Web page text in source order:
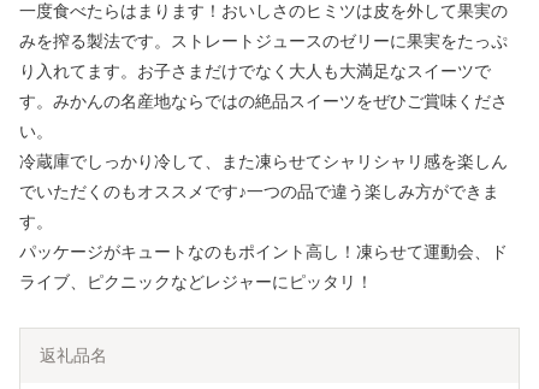
一度食べたらはまります！おいしさのヒミツは皮を外して果実の
みを搾る製法です。ストレートジュースのゼリーに果実をたっぷ
り入れてます。お子さまだけでなく大人も大満足なスイーツで
す。みかんの名産地ならではの絶品スイーツをぜひご賞味くださ
い。
冷蔵庫でしっかり冷して、また凍らせてシャリシャリ感を楽しん
でいただくのもオススメです♪一つの品で違う楽しみ方ができま
す。
パッケージがキュートなのもポイント高し！凍らせて運動会、ド
ライブ、ピクニックなどレジャーにピッタリ！
返礼品名